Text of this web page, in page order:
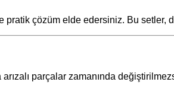
çözüm elde edersiniz. Bu setler,
parçalar zamanında